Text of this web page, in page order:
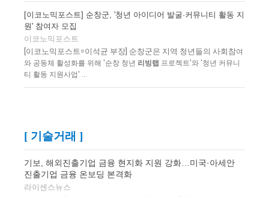
[이코노믹포스트] 순창군, '청년 아이디어 발굴·커뮤니티 활동 지
원' 참여자 모집
이코노믹포스트
[이코노믹포스트=이석균 부장] 순창군은 지역 청년들의 사회참여
와 공동체 활성화를 위해 '순창 청년 리빙랩 프로젝트'와 '청년 커뮤니
티 활동 지원사업' ...
[ 기술거래 ]
기보, 해외진출기업 금융 현지화 지원 강화…미국·아세안
진출기업 금융 온보딩 본격화
라이센스뉴스